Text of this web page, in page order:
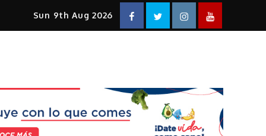
Sun 9th Aug 2026 FacebookTwitterInstagramYouTube